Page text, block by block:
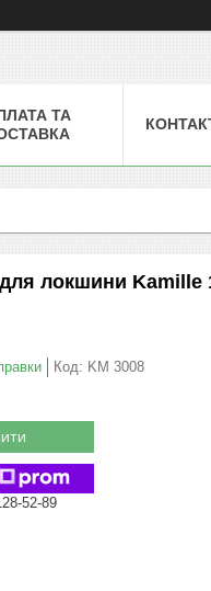
ТА
локшини Kamille
Код: KM 3008
52-89